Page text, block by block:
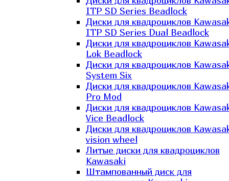
ITP SD Series Beadlock
Диски для квадроциклов
ITP SD Series Dual Beadlock
Диски для квадроциклов
Lok Beadlock
Диски для квадроциклов
System Six
Диски для квадроциклов
Pro Mod
Диски для квадроциклов
Vice Beadlock
Диски для квадроциклов
vision wheel
Литые диски для квадроциклов
Kawasaki​
Штампованный диск для